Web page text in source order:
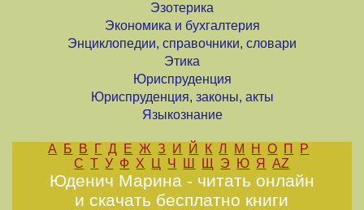
Эзотерика
Экономика и бухгалтерия
Энциклопедии, справочники, словари
Этика
Юриспруденция
Юриспруденция, законы, акты
Языкознание
А Б В Г Д Е Ж З И Й К Л М Н О П
Р
С Т У Ф Х Ц Ч Ш Щ Э Ю Я AZ
Юденич Марина - читать онлайн
и скачать бесплатно книги